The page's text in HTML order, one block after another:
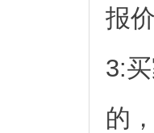
报
3:
的